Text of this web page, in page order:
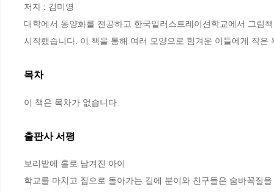
저자 : 김미영
대학에서 동양화를 전공하고 한국일러스트레이션학교에서 그림
시작했습니다. 이 책을 통해 여러 모양으로 힘겨운 이들에게 작
목차
이 책은 목차가 없습니다.
출판사 서평
보리밭에 홀로 남겨진 아이
학교를 마치고 집으로 돌아가는 길에 분이와 친구들은 숨바꼭질